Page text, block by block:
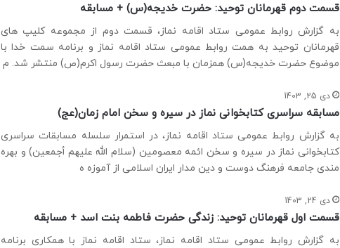
قسمت دوم قهرمانان توحید: حضرت خدیجه(س) + مسابقه
به گزارش روابط عمومی ستاد اقامه نماز، قسمت دوم از مجموعه کلیپ های
قهرمانان توحید به همت روابط عمومی ستاد اقامه نماز و برنامه سمت خدا با
موضوع حضرت خدیجه(س) همزمان با مبعث حضرت رسول اکرم(ص) منتشر شد. م
دی 25, 1403
مسابقه سراسری کتابخوانی نماز در سیره و سخن امام زمان(عج)
به گزارش روابط عمومی ستاد اقامه نماز، در استمرار سلسله مسابقات سراسری
کتابخوانی نماز در سیره و سخن ائمه معصومین (سلام الله علیهم أجمعین) و بهره
مندی جامعه فرهنگ دوست و دین مدار ایران اسلامی از آموزه ه
دی 24, 1403
قسمت اول قهرمانان توحید: زندگی حضرت فاطمه بنت اسد + مسابقه
به گزارش روابط عمومی ستاد اقامه نماز، ستاد اقامه نماز با همکاری برنامه